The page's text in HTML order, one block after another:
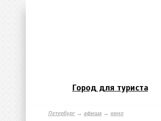
Город для туриста
Петербург→ афиша → кино